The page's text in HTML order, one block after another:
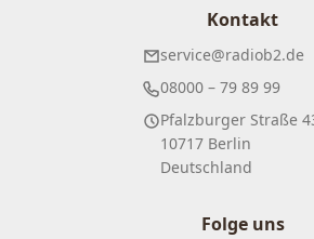
Kontakt
service@radiob2.de
08000 – 79 89 99
Pfalzburger Straße
10717 Berlin
Deutschland
Folge uns